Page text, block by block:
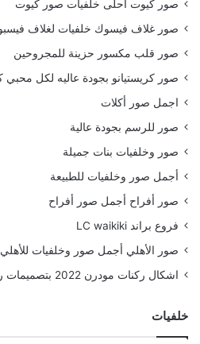
صور كيوت احلى خلفيات صور كيوت
صور غلاف فيسوك خلفيات لغلاف
صور قلب مكسور حزينة للمجروحين
صور كريستيانو بجودة عاليه لكل محبي
اجمل صور أكلات
صور للرسم بجودة عالية
صور وخلفيات بنات جميلة
أجمل صور وخلفيات للطبيعة
صور أفراح أجمل صور أفراح
فروع براند LC waikiki
صور الأهلي أجمل صور وخلفيات للأهلي
اشكال ركنات مودرن 2022 بتصميمات رائعة
خلفيات